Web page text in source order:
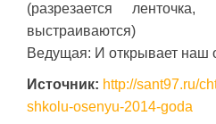
(разрезается
выстраиваются)
Ведущая: И открывает наш
Источник: http://sant97.ru/
shkolu-osenyu-2014-goda